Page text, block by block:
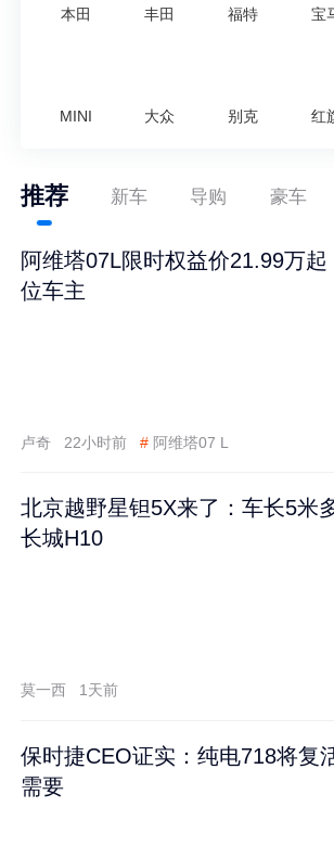
本田 丰田 福特 宝
MINI 大众 别克 红
推荐 新车 导购 豪车
阿维塔07L限时权益价21.99万
位车主
卢奇 22小时前 # 阿维塔07 L
北京越野星钽5X来了：车长5米
长城H10
莫一西 1天前
保时捷CEO证实：纯电718将复
需要